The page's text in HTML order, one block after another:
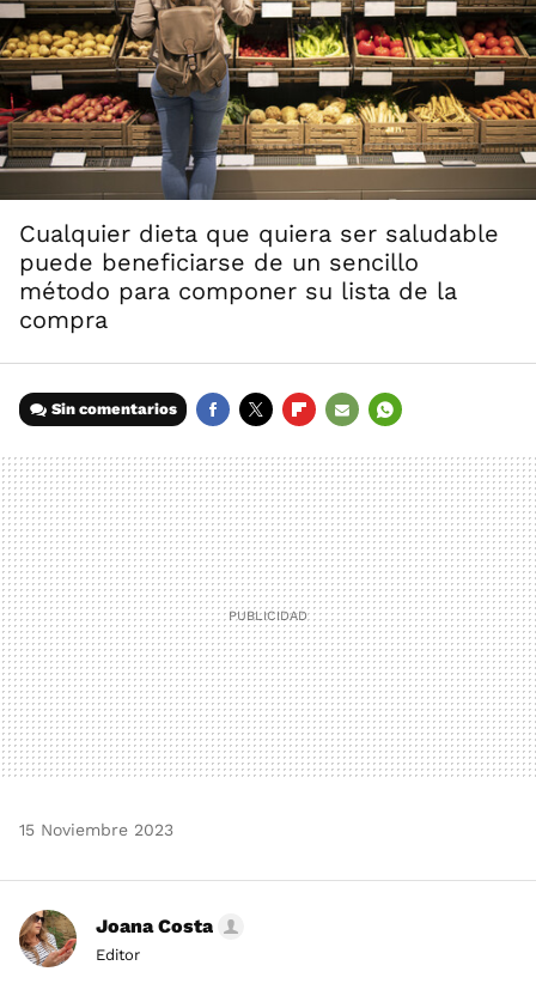
Cualquier dieta que quiera ser saludable
puede beneficiarse de un sencillo
método para componer su lista de la
compra
Sin comentarios
MAIL
15 Noviembre 2023
Joana Costa
Editor